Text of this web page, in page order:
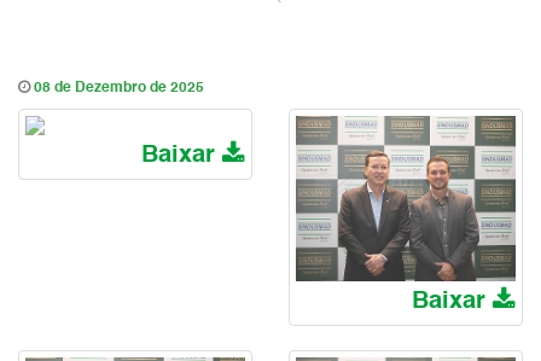
08 de Dezembro de 2025
Baixar
Baixar